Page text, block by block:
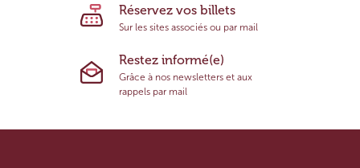
Réservez vos billets
Sur les sites associés ou par mail
Restez informé(e)
Grâce à nos newsletters et aux
rappels par mail